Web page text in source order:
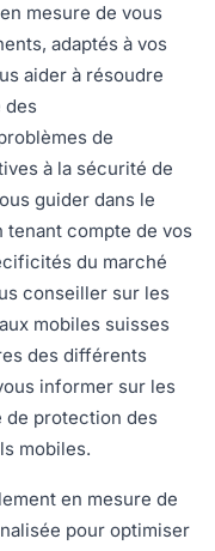
mesure de vous
adaptés à vos
aider à résoudre
des
de
à la sécurité de
guider dans le
tenant compte de vos
du marché
conseiller sur les
mobiles suisses
des différents
informer sur les
de protection des
mobiles.
en mesure de
pour optimiser